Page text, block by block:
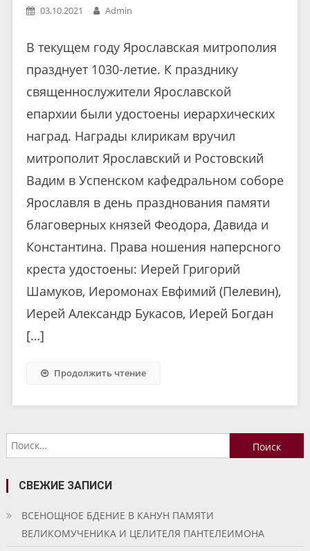
03.10.2021 Admin
В текущем году Ярославская митрополия
празднует 1030-летие. К празднику
священнослужители Ярославской
епархии были удостоены иерархических
наград. Награды клирикам вручил
митрополит Ярославский и Ростовский
Вадим в Успенском кафедральном соборе
Ярославля в день празднования памяти
благоверных князей Феодора, Давида и
Константина. Права ношения наперсного
креста удостоены: Иерей Григорий
Шамуков, Иеромонах Евфимий (Пелевин),
Иерей Александр Букасов, Иерей Богдан
[…]
Продолжить чтение
Найти:
СВЕЖИЕ ЗАПИСИ
ВСЕНОЩНОЕ БДЕНИЕ В КАНУН ПАМЯТИ
ВЕЛИКОМУЧЕНИКА И ЦЕЛИТЕЛЯ ПАНТЕЛЕИМОНА